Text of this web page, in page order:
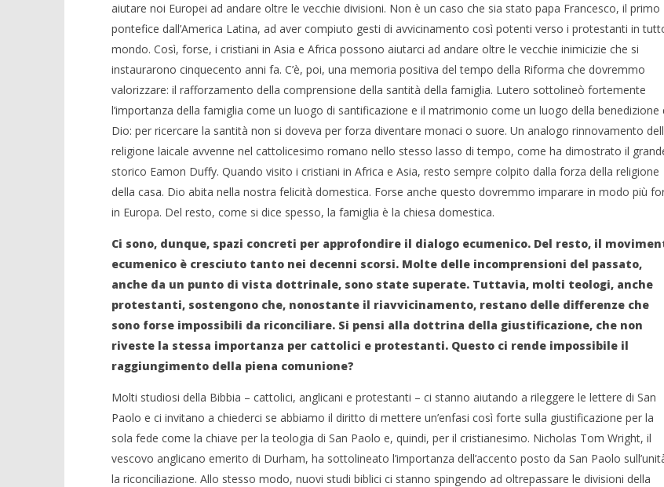
aiutare noi Europei ad andare oltre le vecchie divisioni. Non è un caso che sia stato papa Francesco, il primo
pontefice dall’America Latina, ad aver compiuto gesti di avvicinamento così potenti verso i protestanti in
mondo. Così, forse, i cristiani in Asia e Africa possono aiutarci ad andare oltre le vecchie inimicizie che si
instaurarono cinquecento anni fa. C’è, poi, una memoria positiva del tempo della Riforma che dovremmo
valorizzare: il rafforzamento della comprensione della santità della famiglia. Lutero sottolineò fortemente
l’importanza della famiglia come un luogo di santificazione e il matrimonio come un luogo della benedizione
Dio: per ricercare la santità non si doveva per forza diventare monaci o suore. Un analogo rinnovamento
religione laicale avvenne nel cattolicesimo romano nello stesso lasso di tempo, come ha dimostrato il
storico Eamon Duffy. Quando visito i cristiani in Africa e Asia, resto sempre colpito dalla forza della religione
della casa. Dio abita nella nostra felicità domestica. Forse anche questo dovremmo imparare in modo più
in Europa. Del resto, come si dice spesso, la famiglia è la chiesa domestica.
Ci sono, dunque, spazi concreti per approfondire il dialogo ecumenico. Del resto, il
ecumenico è cresciuto tanto nei decenni scorsi. Molte delle incomprensioni del passato,
anche da un punto di vista dottrinale, sono state superate. Tuttavia, molti teologi, anche
protestanti, sostengono che, nonostante il riavvicinamento, restano delle differenze che
sono forse impossibili da riconciliare. Si pensi alla dottrina della giustificazione, che non
riveste la stessa importanza per cattolici e protestanti. Questo ci rende impossibile il
raggiungimento della piena comunione?
Molti studiosi della Bibbia – cattolici, anglicani e protestanti – ci stanno aiutando a rileggere le lettere di San
Paolo e ci invitano a chiederci se abbiamo il diritto di mettere un’enfasi così forte sulla giustificazione per la
sola fede come la chiave per la teologia di San Paolo e, quindi, per il cristianesimo. Nicholas Tom Wright, il
vescovo anglicano emerito di Durham, ha sottolineato l’importanza dell’accento posto da San Paolo
la riconciliazione. Allo stesso modo, nuovi studi biblici ci stanno spingendo ad oltrepassare le divisioni della